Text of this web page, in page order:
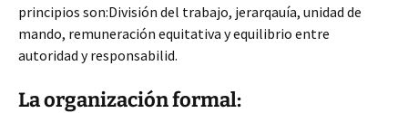
principios son:División del trabajo, jerarqauía, unidad de
mando, remuneración equitativa y equilibrio entre
autoridad y responsabilid.
La organización formal: